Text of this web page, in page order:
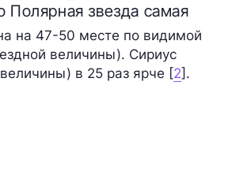
Полярная звезда самая
на 47-50 месте по видимой
величины). Сириус
в 25 раз ярче [2].